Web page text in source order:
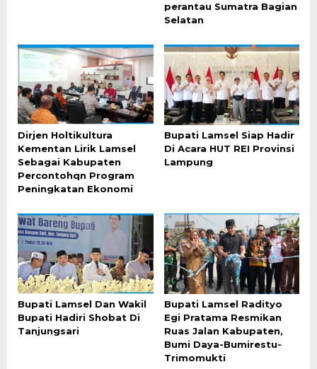
perantau Sumatra Bagian
Selatan
Dirjen Holtikultura
Kementan Lirik Lamsel
Sebagai Kabupaten
Percontohqn Program
Peningkatan Ekonomi
Bupati Lamsel Siap Hadir
Di Acara HUT REI Provinsi
Lampung
Bupati Lamsel Dan Wakil
Bupati Hadiri Shobat Di
Tanjungsari
Bupati Lamsel Radityo
Egi Pratama Resmikan
Ruas Jalan Kabupaten,
Bumi Daya-Bumirestu-
Trimomukti